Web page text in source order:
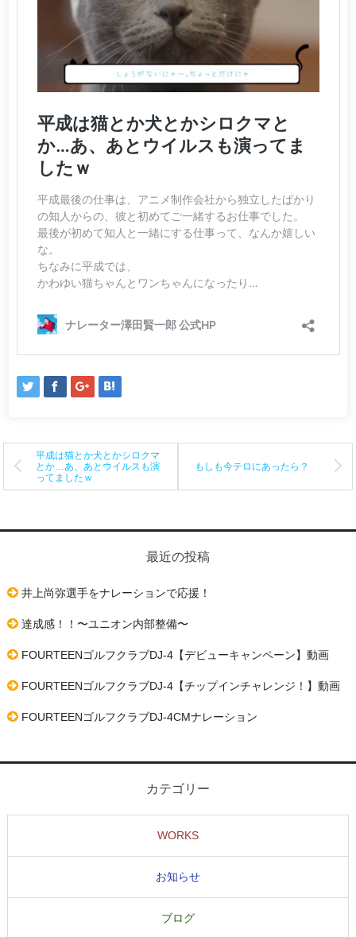
稿
ー
シ
ョ
ン
平成は猫とか犬とかシロクマ
とか…あ、あとウイルスも演
ってましたｗ
もしも今テロにあったら？
最近の投稿
井上尚弥選手をナレーションで応援！
達成感！！〜ユニオン内部整備〜
FOURTEENゴルフクラブDJ-4【デビューキャンペーン】動画
FOURTEENゴルフクラブDJ-4【チップインチャレンジ！】動画
FOURTEENゴルフクラブDJ-4CMナレーション
カテゴリー
WORKS
お知らせ
ブログ